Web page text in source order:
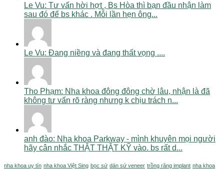
Le Vu: Tư vấn hời hợt , Bs Hòa thì bạn đầu nhận làm
sau đó để bs khác . Mỗi lần hẹn ông...
Le Vu: Đang niềng và đang thất vọng ....
Tho Phạm: Nha khoa đông đông chờ lâu, nhận là đã
không tư vấn rõ ràng nhưng k chịu trách n...
anh đào: Nha khoa Parkway - mình khuyên mọi người
hãy cân nhắc THẬT THẬT KỸ vào. bs rất d...
nha khoa uy tín nha khoa Việt Sing bọc sứ dán sứ veneer trồng răng implant nha khoa